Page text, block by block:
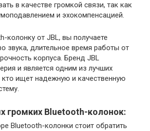
в качестве громкой связи, так как
и эхокомпенсацией.
колонку от JBL, вы получаете
звука, длительное время работы от
корпуса. Бренд JBL
и является одним из лучших
ищет надежную и качественную
громких Bluetooth-колонок:
Bluetooth-колонки стоит обратить